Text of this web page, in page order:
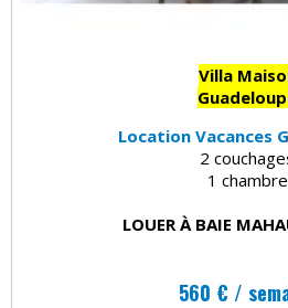
Villa
Location Vacances
2
1 chambre
LOUER À BAIE
560 € /